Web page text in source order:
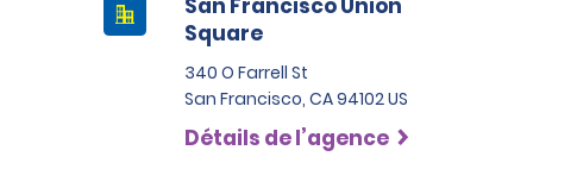
San Francisco Union
Square
340 O Farrell St
San Francisco, CA 94102 US
Détails de l’agence